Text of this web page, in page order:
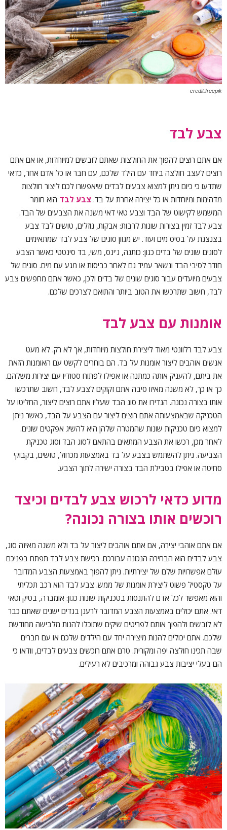
credit:freepik
צבע לבד
אם אתם רוצים להפוך את החולצות שאתם לובשים למיוחדות, או אם אתם
רוצים לעצב חולצה ביחד עם הילד שלכם, עם חבר או כל אדם אחר, כדאי
שתדעו כי כיום ניתן למצוא צבעים לבדים שיאפשרו לכם ליצור חולצות
מדהימות ומיוחדות או כל יצירה אחרת על בד. צבע לבד הוא חומר
המשמש לקישוט של הבד וצבע טאי דאי משנה את הצבעים של הבד.
צבע לבד זמין בצורות שונות לרבות: אבקות, נוזלים, טושים לבד צבע
בצנצנת על בסיס מים ועוד. יש מגוון סוגים של צבע לבד שמתאימים
לסוגים שונים של בדים כגון: כותנה, ג'ינס, משי, בד סינטטי כאשר הצבע
חודר לסיבי הבד ונשאר עמיד גם לאחר כביסות או מגע עם מים. סוגים של
צבעים מיועדים עבור סוגים שונים של בדים ולכן, כאשר אתם מחפשים צבע
לבד, חשוב שתרכשו את הטוב ביותר והתואם לצרכים שלכם.
אומנות עם צבע לבד
צבע לבד רלוונטי מאוד ליצירת חולצות מיוחדות, אך לא רק. לא מעט
אנשים אוהבים ליצור אומנות על בד. הם בוחרים לקשט עם האומנות הזאת
את ביתם, להעניק אותה כמתנה או אפילו לפתוח סטודיו עם יצירות משלהם.
כך או כך, לא משנה מאיזו סיבה אתם זקוקים לצבע לבד, חשוב שתרכשו
אותו בצורה נכונה. הגדירו את סוג הבד שעליו אתם רוצים ליצור, החליטו על
הטכניקה שבאמצעותה אתם רוצים ליצור עם הצבע על הבד, כאשר ניתן
למצוא כיום טכניקות שונות שהמטרה שלהן היא להשיג אפקטים שונים.
לאחר מכן, רכשו את הצבע המתאים בהתאם לסוג הבד וסוג טכניקת
הצביעה. ניתן להשתמש בצבע על בד באמצעות מכחול, טושים, בקבוקי
סחיטה או אפילו בטבילת הבד בצורה ישירה לתוך הצבע.
מדוע כדאי לרכוש צבע לבדים וכיצד
רוכשים אותו בצורה נכונה?
אם אתם אוהבי יצירה, אם אתם אוהבים ליצור על בד ולא משנה מאיזה סוג,
צבע לבדים הוא הבחירה הנכונה עבורכם. רכישת צבע לבד תפתח בפניכם
עולם אפשרויות שלם של יצירתיות. ניתן להפוך באמצעות הצבע המדובר
על טקסטיל פשוט ליצירת אומנות של ממש. צבע לבד הוא רכב תכליתי
והוא מאפשר לכל אדם להתנסות בטכניקות שונות כגון: אומברה, בטיק וטאי
דאי. אתם יכולים באמצעות הצבע המדובר לרענן בגדים ישנים שאתם כבר
לא לובשים ולהפוך אותם לפריטים שיקים שתוכלו להנות מלבישה מחודשת
שלכם. אתם יכולים להנות מיצירה יחד עם הילדים שלכם או עם חברים
שבה תכינו חולצה יפה ומקורית. טרם אתם רוכשים צבעים לבדים, וודאו כי
הם בעלי יציבות צבע גבוהה ומרכיבים לא רעילים.